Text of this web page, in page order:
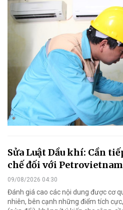
Sửa Luật Dầu khí: Cần
chế đối với Petrovietnam
09/08/2026 04:30
Đánh giá cao các nội dung được cơ
nhiên, bên cạnh những điểm tích